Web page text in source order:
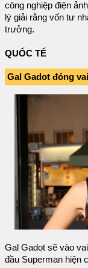
công nghiệp điện
lý giải rằng vốn tư
trưởng.
QUỐC TẾ
Gal Gadot đóng
Gal Gadot sẽ vào
đầu Superman hiện